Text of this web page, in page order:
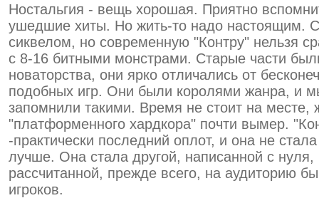
Ностальгия - вещь хорошая. Приятно
ушедшие хиты. Но жить-то надо настоящим.
сиквелом, но современную "Контру" нельзя
с 8-16 битными монстрами. Старые части
новаторства, они ярко отличались от
подобных игр. Они были королями жанра, и
запомнили такими. Время не стоит на месте,
"платформенного хардкора" почти вымер.
-практически последний оплот, и она не
лучше. Она стала другой, написанной с нуля,
рассчитанной, прежде всего, на аудиторию
игроков.